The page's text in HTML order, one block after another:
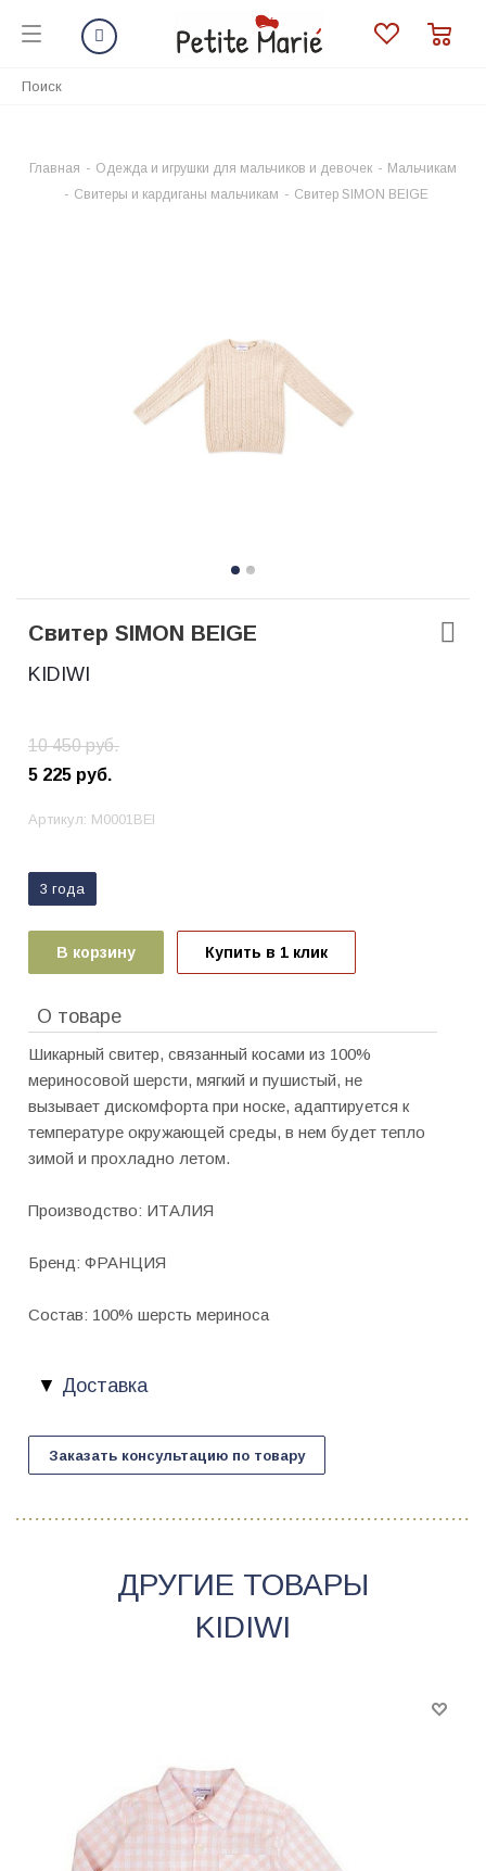
Главная - Одежда и игрушки для мальчиков и девочек - Мальчикам
- Свитеры и кардиганы мальчикам - Свитер SIMON BEIGE
Свитер SIMON BEIGE
KIDIWI
10 450руб.
5 225 руб.
Артикул: M0001BEI
3 года
В корзину Купить в 1 клик
О товаре
Шикарный свитер, связанный косами из 100%
мериносовой шерсти, мягкий и пушистый, не
вызывает дискомфорта при носке, адаптируется к
температуре окружающей среды, в нем будет тепло
зимой и прохладно летом.
Производство: ИТАЛИЯ
Бренд: ФРАНЦИЯ
Состав: 100% шерсть мериноса
Доставка
Заказать консультацию по товару
ДРУГИЕ ТОВАРЫ
KIDIWI